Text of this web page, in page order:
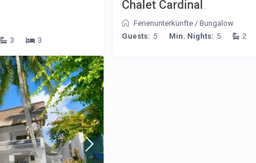
3 3
Chalet Cardinal
Ferienunterkünfte /Bungalow
Guests: 5 Min. Nights: 5 2